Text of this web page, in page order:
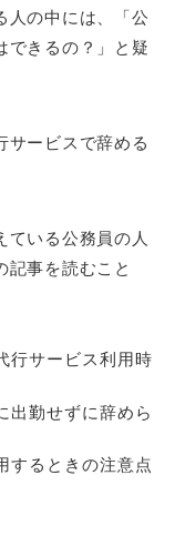
人の中には、「公
できるの？」と疑
サービスで辞める
ている公務員の人
記事を読むこと
行サービス利用時
出勤せずに辞めら
するときの注意点